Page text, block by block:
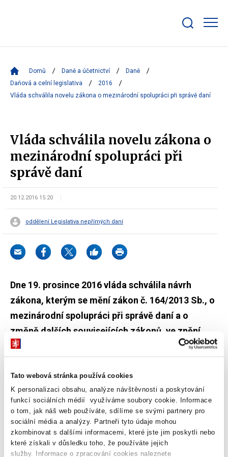
Tato webová stránka používá cookies
K personalizaci obsahu, analýze návštěvnosti a poskytování
funkcí sociálních médií využíváme soubory cookie. Informace
o tom, jak náš web používáte, sdílíme se svými partnery pro
sociální média a analýzy. Partneři tyto údaje mohou
zkombinovat s dalšími informacemi, které jste jim poskytli nebo
které získali v důsledku toho, že používáte jejich
služby. Informace o zpracování cookies naleznete
bar
Domů Daně a účetnictví
Daně
Daňová a celní legislativa
2016
Vláda schválila novelu zákona o mezinárodní spolupráci při správě daní
Vláda schválila novelu zákona o
mezinárodní spolupráci při
správě daní
20.12.2016 15:20
oddělení Legislativa nepřímých daní
Dne 19. prosince 2016 vláda schválila návrh
zákona, kterým se mění zákon č. 164/2013 Sb., o
mezinárodní spolupráci při správě daní a o
změně dalších souvisejících zákonů, ve znění
pozdějších předpisů.
projektu předcházení erozi základu daně a přesouvání zisků
(BEPS), uskutečňovaného v rámci mezivládní spolupráce na poli
Organizace pro ekonomickou spolupráci a rozvoj (OECD), a z
tohoto opatření vycházející směrnice Rady (EU) 2016/881 ze dne
25. května 2016, kterou se mění směrnice 2011/16/EU, pokud jde